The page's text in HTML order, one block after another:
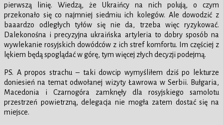
pierwszą linię. Wiedzą, że Ukraińcy na nich polują, o czym
przekonało się co najmniej siedmiu ich kolegów. Ale dowodzić z
baaardzo odległych tyłów się nie da, trzeba więc ryzykować.
Dalekonośna i precyzyjna ukraińska artyleria to dobry sposób na
wywlekanie rosyjskich dowódców z ich stref komfortu. Im częściej z
lękiem będą spoglądać w górę, tym więcej złych decyzji podejmą.
PS. A propos strachu – taki dowcip wymyśliłem dziś po lekturze
doniesień na temat odwołanej wizyty Ławrowa w Serbii. Bułgaria,
Macedonia i Czarnogóra zamknęły dla rosyjskiego samolotu
przestrzeń powietrzną, delegacja nie mogła zatem dostać się na
miejsce.